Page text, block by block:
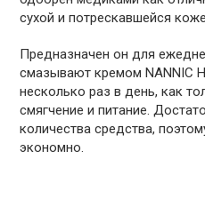
сухой и потрескавшейся
Предназначен он для
смазывают кремом NANNIC
несколько раз в день, как
смягчение и питание.
количества средства,
экономно.